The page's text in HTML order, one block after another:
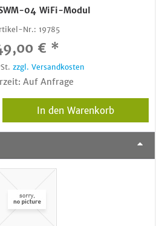
04 WiFi-Modul
Nr.: 19785
€ *
zzgl. Versandkosten
Auf Anfrage
In den Warenkorb